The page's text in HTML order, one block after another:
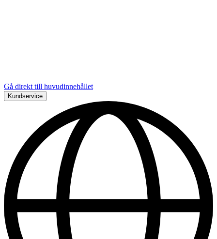
Gå direkt till huvudinnehållet
Kundservice